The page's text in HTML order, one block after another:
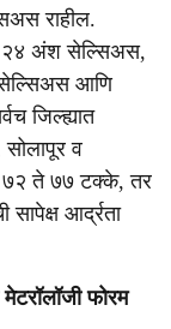
राहील.
२४ अंश सेल्सिअस,
सेल्सिअस आणि
जिल्ह्यात
व
७२ ते ७७ टक्के, तर
सापेक्ष आर्द्रता
फोरम